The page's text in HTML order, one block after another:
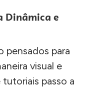
Dinâmica e
pensados para
visual e
passo a